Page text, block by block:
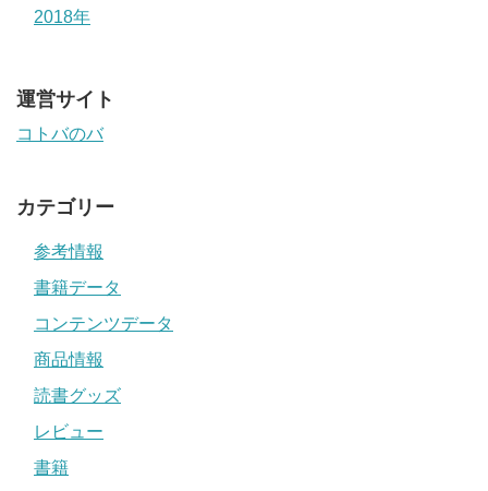
2018年
運営サイト
コトバのバ
カテゴリー
参考情報
書籍データ
コンテンツデータ
商品情報
読書グッズ
レビュー
書籍